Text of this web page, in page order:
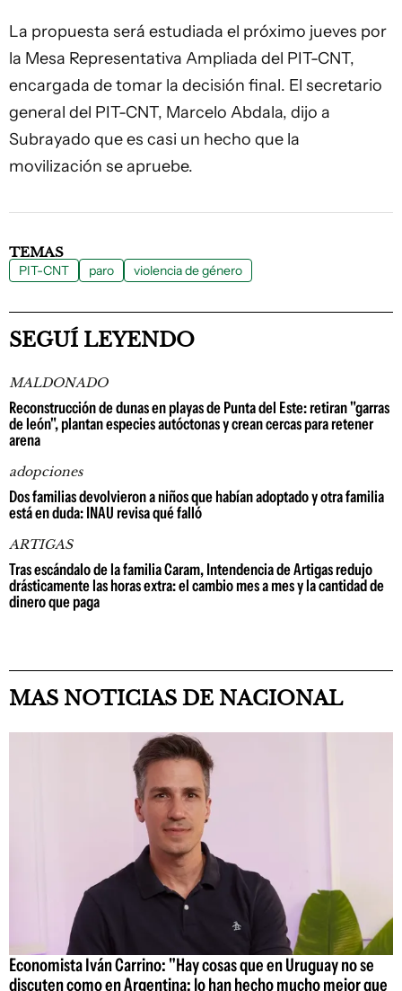
La propuesta será estudiada el próximo jueves por
la Mesa Representativa Ampliada del PIT-CNT,
encargada de tomar la decisión final. El secretario
general del PIT-CNT, Marcelo Abdala, dijo a
Subrayado que es casi un hecho que la
movilización se apruebe.
TEMAS
PIT-CNT paro violencia de género
SEGUÍ LEYENDO
MALDONADO
Reconstrucción de dunas en playas de Punta del Este: retiran "garras
de león", plantan especies autóctonas y crean cercas para retener
arena
adopciones
Dos familias devolvieron a niños que habían adoptado y otra familia
está en duda: INAU revisa qué falló
ARTIGAS
Tras escándalo de la familia Caram, Intendencia de Artigas redujo
drásticamente las horas extra: el cambio mes a mes y la cantidad de
dinero que paga
MAS NOTICIAS DE NACIONAL
Economista Iván Carrino: "Hay cosas que en Uruguay no se
discuten como en Argentina; lo han hecho mucho mejor que